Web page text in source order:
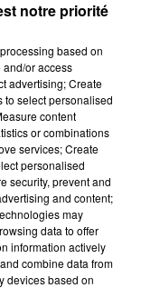
dans les colonnes
sur son état
prêt de rendre les
notre priorité
based on
and/or access
advertising; Create
to select personalised
content
or combinations
services; Create
personalised
security, prevent and
and content;
may
data to offer
information actively
combine data from
devices based on